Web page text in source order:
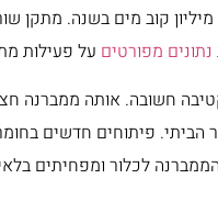
מפורטים על פעילות
חשובה. אותה ממברנה
הביתי. פיתוחים חדשים
לכלור ומפחיתים